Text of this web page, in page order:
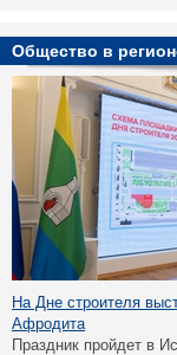
Общество в
На Дне строителя
Афродита
Праздник пройдет в